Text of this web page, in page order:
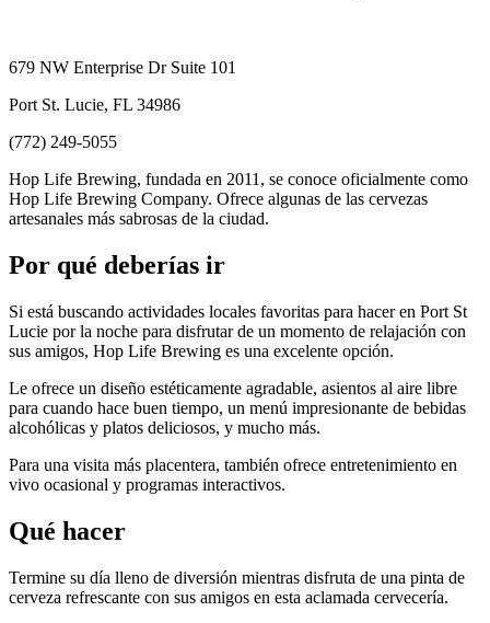
679 NW Enterprise Dr Suite 101
Port St. Lucie, FL 34986
(772) 249-5055
Hop Life Brewing, fundada en 2011, se conoce oficialmente como
Hop Life Brewing Company. Ofrece algunas de las cervezas
artesanales más sabrosas de la ciudad.
Por qué deberías ir
Si está buscando actividades locales favoritas para hacer en Port St
Lucie por la noche para disfrutar de un momento de relajación con
sus amigos, Hop Life Brewing es una excelente opción.
Le ofrece un diseño estéticamente agradable, asientos al aire libre
para cuando hace buen tiempo, un menú impresionante de bebidas
alcohólicas y platos deliciosos, y mucho más.
Para una visita más placentera, también ofrece entretenimiento en
vivo ocasional y programas interactivos.
Qué hacer
Termine su día lleno de diversión mientras disfruta de una pinta de
cerveza refrescante con sus amigos en esta aclamada cervecería.